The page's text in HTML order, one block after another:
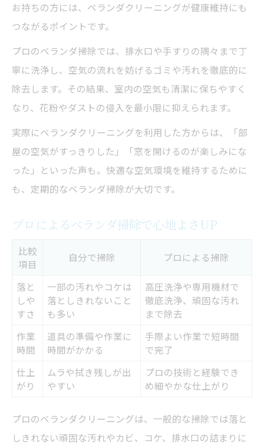
お持ちの方には、ベランダクリーニングが健康維持にも
つながるポイントです。
プロのベランダ掃除では、排水口や手すりの隅々まで丁
寧に洗浄し、空気の流れを妨げるゴミや汚れを徹底的に
除去します。その結果、室内の空気も清潔に保ちやすく
なり、花粉やダストの侵入を最小限に抑えられます。
実際にベランダクリーニングを利用した方からは、「部
屋の空気がすっきりした」「窓を開けるのが楽しみにな
った」といった声も。快適な空気環境を維持するために
も、定期的なベランダ掃除が大切です。
プロによるベランダ掃除で心地よさUP
比較
項目
自分で掃除 プロによる掃除
落と
しや
すさ
一部の汚れやコケは
落としきれないこと
も多い
高圧洗浄や専用機材で
徹底洗浄、頑固な汚れ
まで除去
作業
時間
道具の準備や作業に
時間がかかる
手際よい作業で短時間
で完了
仕上
がり
ムラや拭き残しが出
やすい
プロの技術と経験でき
め細やかな仕上がり
プロのベランダクリーニングは、一般的な掃除では落と
しきれない頑固な汚れやカビ、コケ、排水口の詰まりに